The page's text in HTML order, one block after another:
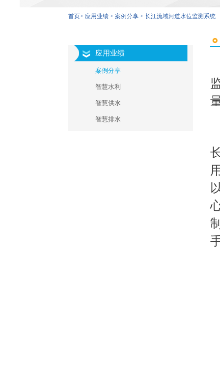
首页> 应用业绩> 案例分享> 长江流域河道水位监测系统
应用业绩
案例分享
智慧水利
智慧供水
智慧排水